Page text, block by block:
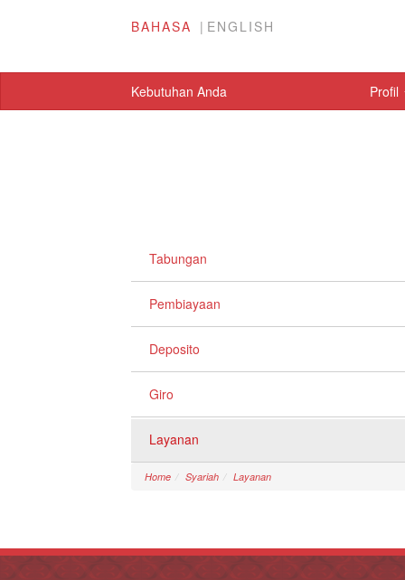
BAHASA ENGLISH
Kebutuhan Anda Profil
Tabungan
Pembiayaan
Deposito
Giro
Layanan
Home Syariah Layanan